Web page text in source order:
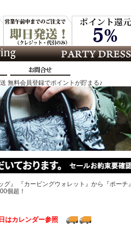
無料会員登録でポイントが貯まる♪
』 『カービングウォレット』から『ポーチ』
個超！
カレンダー参照